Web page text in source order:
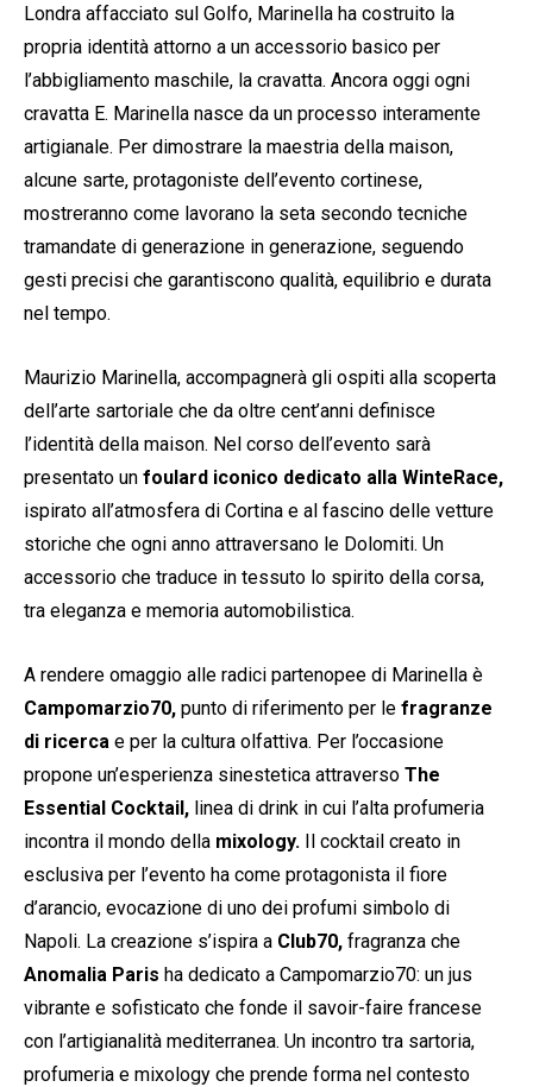
Londra affacciato sul Golfo, Marinella ha costruito la
propria identità attorno a un accessorio basico per
l’abbigliamento maschile, la cravatta. Ancora oggi ogni
cravatta E. Marinella nasce da un processo interamente
artigianale. Per dimostrare la maestria della maison,
alcune sarte, protagoniste dell’evento cortinese,
mostreranno come lavorano la seta secondo tecniche
tramandate di generazione in generazione, seguendo
gesti precisi che garantiscono qualità, equilibrio e durata
nel tempo.
Maurizio Marinella, accompagnerà gli ospiti alla scoperta
dell’arte sartoriale che da oltre cent’anni definisce
l’identità della maison. Nel corso dell’evento sarà
presentato un foulard iconico dedicato alla WinteRace,
ispirato all’atmosfera di Cortina e al fascino delle vetture
storiche che ogni anno attraversano le Dolomiti. Un
accessorio che traduce in tessuto lo spirito della corsa,
tra eleganza e memoria automobilistica.
A rendere omaggio alle radici partenopee di Marinella è
Campomarzio70, punto di riferimento per le fragranze
di ricerca e per la cultura olfattiva. Per l’occasione
propone un’esperienza sinestetica attraverso The
Essential Cocktail, linea di drink in cui l’alta profumeria
incontra il mondo della mixology. Il cocktail creato in
esclusiva per l’evento ha come protagonista il fiore
d’arancio, evocazione di uno dei profumi simbolo di
Napoli. La creazione s’ispira a Club70, fragranza che
Anomalia Paris ha dedicato a Campomarzio70: un jus
vibrante e sofisticato che fonde il savoir-faire francese
con l’artigianalità mediterranea. Un incontro tra sartoria,
profumeria e mixology che prende forma nel contesto